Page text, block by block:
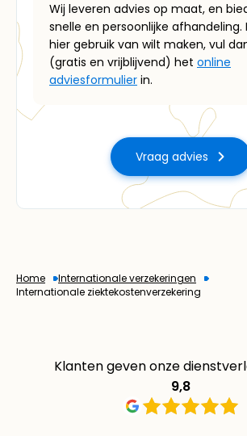
Wij leveren advies op maat, en
snelle en persoonlijke afhandeling.
hier gebruik van wilt maken, vul
(gratis en vrijblijvend) het online
adviesformulier in.
Vraag advies
Home
Internationale verzekeringen
Internationale ziektekosten­­­­­­­­­­­verzekering
Klanten geven onze
9,8